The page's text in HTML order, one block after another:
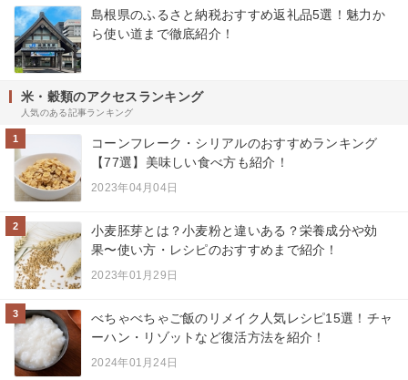
島根県のふるさと納税おすすめ返礼品5選！魅力か
ら使い道まで徹底紹介！
米・穀類のアクセスランキング
人気のある記事ランキング
1
コーンフレーク・シリアルのおすすめランキング
【77選】美味しい食べ方も紹介！
2023年04月04日
2
小麦胚芽とは？小麦粉と違いある？栄養成分や効
果〜使い方・レシピのおすすめまで紹介！
2023年01月29日
3
べちゃべちゃご飯のリメイク人気レシピ15選！チャ
ーハン・リゾットなど復活方法を紹介！
2024年01月24日